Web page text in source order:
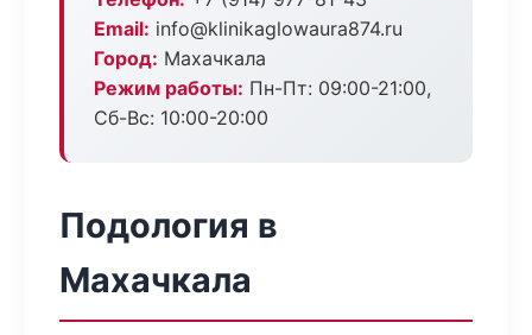
Email: info@klinikaglowaura874.ru
Город: Махачкала
Режим работы: Пн-Пт: 09:00-21:00,
Сб-Вс: 10:00-20:00
Подология в
Махачкала